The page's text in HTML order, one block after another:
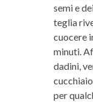
semi e
teglia
cuocere
minuti.
dadini,
per